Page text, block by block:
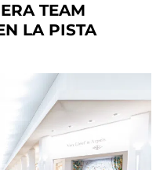
TEAM
LA PISTA